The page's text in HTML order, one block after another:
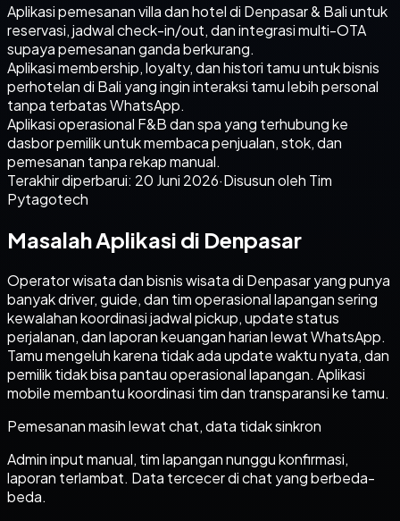
Aplikasi pemesanan villa dan hotel di Denpasar & Bali untuk
reservasi, jadwal check-in/out, dan integrasi multi-OTA
supaya pemesanan ganda berkurang.
Aplikasi membership, loyalty, dan histori tamu untuk bisnis
perhotelan di Bali yang ingin interaksi tamu lebih personal
tanpa terbatas WhatsApp.
Aplikasi operasional F&B dan spa yang terhubung ke
dasbor pemilik untuk membaca penjualan, stok, dan
pemesanan tanpa rekap manual.
Terakhir diperbarui: 20 Juni 2026·Disusun oleh Tim
Pytagotech
Masalah Aplikasi di Denpasar
Operator wisata dan bisnis wisata di Denpasar yang punya
banyak driver, guide, dan tim operasional lapangan sering
kewalahan koordinasi jadwal pickup, update status
perjalanan, dan laporan keuangan harian lewat WhatsApp.
Tamu mengeluh karena tidak ada update waktu nyata, dan
pemilik tidak bisa pantau operasional lapangan. Aplikasi
mobile membantu koordinasi tim dan transparansi ke tamu.
Pemesanan masih lewat chat, data tidak sinkron
Admin input manual, tim lapangan nunggu konfirmasi,
laporan terlambat. Data tercecer di chat yang berbeda-
beda.